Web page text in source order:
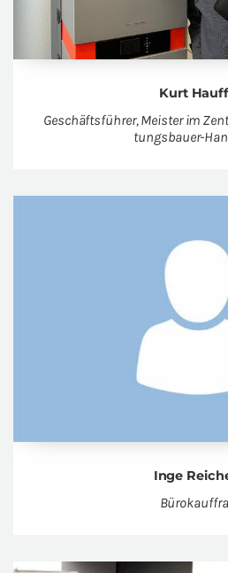
Kurt
Ge­schäfts­füh­rer, Meis­ter im
tungs­bau­er-
Inge